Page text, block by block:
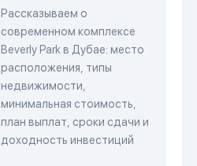
Рассказываем о
современном комплексе
Beverly Park в Дубае: место
расположения, типы
недвижимости,
минимальная стоимость,
план выплат, сроки сдачи и
доходность инвестиций